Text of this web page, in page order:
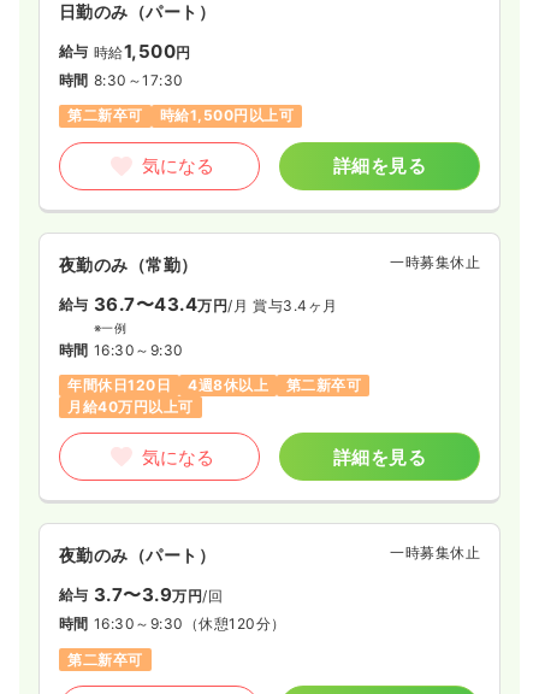
日勤のみ（パート）
給与 時給1,500円
時間 8:30～17:30
第二新卒可
時給1,500円以上可
気になる 詳細を見る
夜勤のみ（常勤） 一時募集休止
給与 36.7〜43.4万円/月 賞与3.4ヶ月
※一例
時間 16:30～9:30
年間休日120日
4週8休以上
第二新卒可
月給40万円以上可
気になる 詳細を見る
夜勤のみ（パート） 一時募集休止
給与 3.7〜3.9万円/回
時間 16:30～9:30 （休憩120分）
第二新卒可